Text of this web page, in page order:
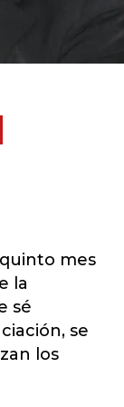
mes
la
sé
se
los